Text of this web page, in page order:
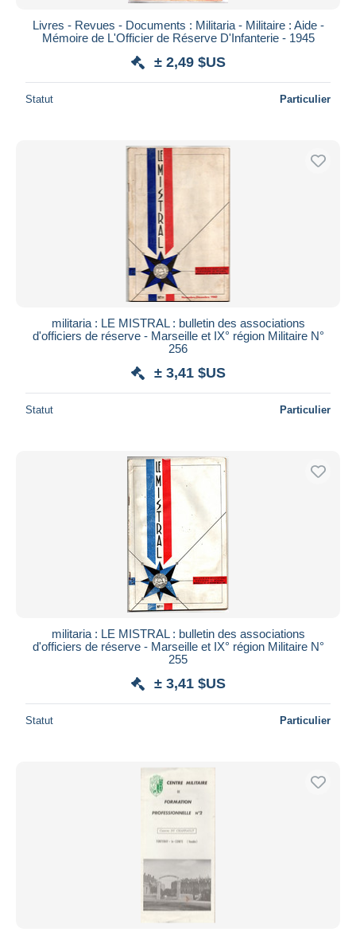
Livres - Revues - Documents : Militaria - Militaire : Aide -
Mémoire de L'Officier de Réserve D'Infanterie - 1945
± 2,49 $US
Statut Particulier
militaria : LE MISTRAL : bulletin des associations
d'officiers de réserve - Marseille et IX° région Militaire N°
256
± 3,41 $US
Statut Particulier
militaria : LE MISTRAL : bulletin des associations
d'officiers de réserve - Marseille et IX° région Militaire N°
255
± 3,41 $US
Statut Particulier